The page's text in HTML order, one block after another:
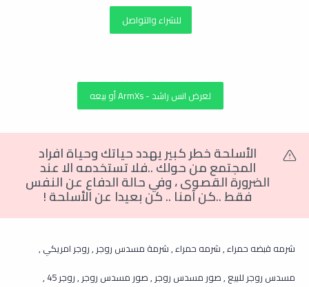
للشراء والتواصل
لعرض انس راشد - ArmXs أو بيعه
الأسلحة خطر كبير يهدد حياتك وحياة افراد
المجتمع من حولك ..فلا تستخدمه الا عند
الضرورة القصوى،وفي حالة الدفاع عن النفس
فقط ..كن آمنا .. كن بعيدا عن الأسلحة!
شرمه قبضه حمراء , شرمه حمراء , شرمة مسدس روجر , روجر امريكي ,
مسدس روجر للبيع , صور مسدس روجر , صور مسدس روجر , روجر 45 ,